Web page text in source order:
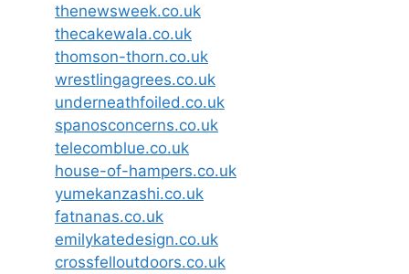
thenewsweek.co.uk
thecakewala.co.uk
thomson-thorn.co.uk
wrestlingagrees.co.uk
underneathfoiled.co.uk
spanosconcerns.co.uk
telecomblue.co.uk
house-of-hampers.co.uk
yumekanzashi.co.uk
fatnanas.co.uk
emilykatedesign.co.uk
crossfelloutdoors.co.uk